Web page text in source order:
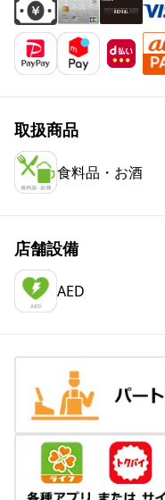
取扱商品
食料品・お酒
店舗設備
AED